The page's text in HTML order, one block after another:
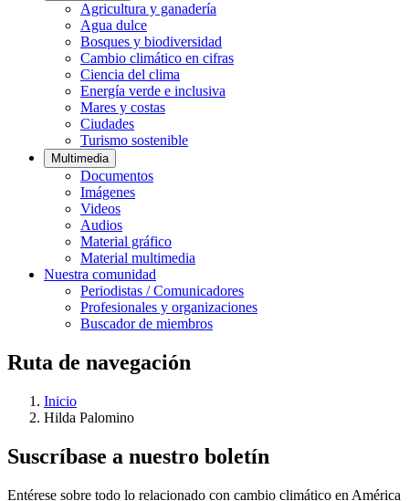
Agricultura y ganadería
Agua dulce
Bosques y biodiversidad
Cambio climático en cifras
Ciencia del clima
Energía verde e inclusiva
Mares y costas
Ciudades
Turismo sostenible
Multimedia
Documentos
Imágenes
Videos
Audios
Material gráfico
Material multimedia
Nuestra comunidad
Periodistas / Comunicadores
Profesionales y organizaciones
Buscador de miembros
Ruta de navegación
Inicio
Hilda Palomino
Suscríbase a nuestro boletín
Entérese sobre todo lo relacionado con cambio climático en América